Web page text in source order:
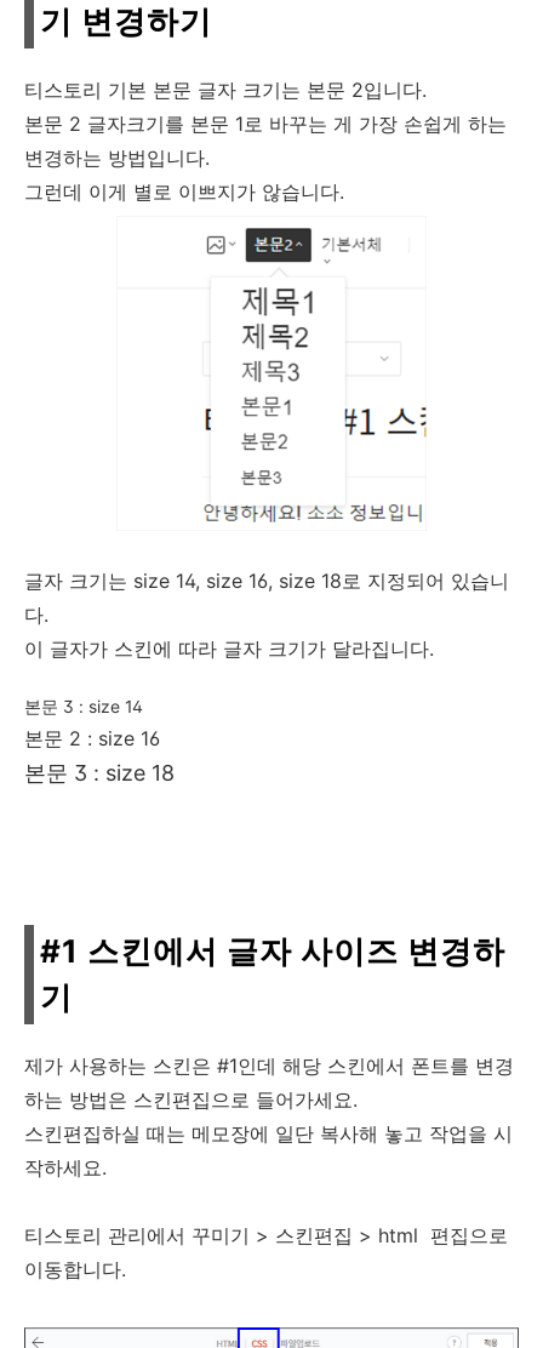
기 변경하기
티스토리 기본 본문 글자 크기는 본문 2입니다.
본문 2 글자크기를 본문 1로 바꾸는 게 가장 손쉽게 하는
변경하는 방법입니다.
그런데 이게 별로 이쁘지가 않습니다.
글자 크기는 size 14, size 16, size 18로 지정되어 있습니
다.
이 글자가 스킨에 따라 글자 크기가 달라집니다.
본문 3 : size 14
본문 2 : size 16
본문 3 : size 18
#1 스킨에서 글자 사이즈 변경하
기
제가 사용하는 스킨은 #1인데 해당 스킨에서 폰트를 변경
하는 방법은 스킨편집으로 들어가세요.
스킨편집하실 때는 메모장에 일단 복사해 놓고 작업을 시
작하세요.
티스토리 관리에서 꾸미기 > 스킨편집 > html 편집으로
이동합니다.